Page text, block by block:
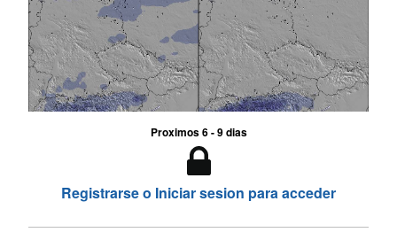
Proximos 6 - 9 dias
Registrarse o Iniciar sesion para acceder